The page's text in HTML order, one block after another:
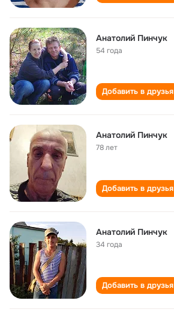
Анатолий Пинчук
54 года
Добавить в друзья
Анатолий Пинчук
78 лет
Добавить в друзья
Анатолий Пинчук
34 года
Добавить в друзья